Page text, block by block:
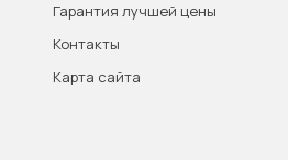
Гарантия лучшей цены
Контакты
Карта сайта